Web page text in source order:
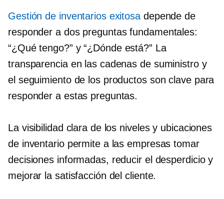
Gestión de inventarios exitosa depende de
responder a dos preguntas fundamentales:
“¿Qué tengo?” y “¿Dónde está?” La
transparencia en las cadenas de suministro y
el seguimiento de los productos son clave para
responder a estas preguntas.
La visibilidad clara de los niveles y ubicaciones
de inventario permite a las empresas tomar
decisiones informadas, reducir el desperdicio y
mejorar la satisfacción del cliente.